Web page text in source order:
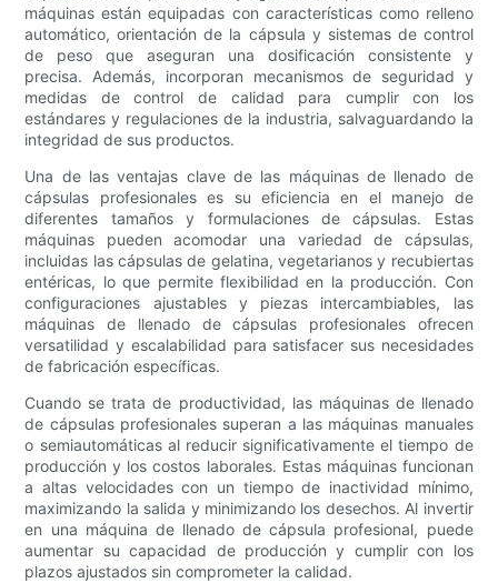
máquinas están equipadas con características como relleno
automático, orientación de la cápsula y sistemas de control
de peso que aseguran una dosificación consistente y
precisa. Además, incorporan mecanismos de seguridad y
medidas de control de calidad para cumplir con los
estándares y regulaciones de la industria, salvaguardando la
integridad de sus productos.
Una de las ventajas clave de las máquinas de llenado de
cápsulas profesionales es su eficiencia en el manejo de
diferentes tamaños y formulaciones de cápsulas. Estas
máquinas pueden acomodar una variedad de cápsulas,
incluidas las cápsulas de gelatina, vegetarianos y recubiertas
entéricas, lo que permite flexibilidad en la producción. Con
configuraciones ajustables y piezas intercambiables, las
máquinas de llenado de cápsulas profesionales ofrecen
versatilidad y escalabilidad para satisfacer sus necesidades
de fabricación específicas.
Cuando se trata de productividad, las máquinas de llenado
de cápsulas profesionales superan a las máquinas manuales
o semiautomáticas al reducir significativamente el tiempo de
producción y los costos laborales. Estas máquinas funcionan
a altas velocidades con un tiempo de inactividad mínimo,
maximizando la salida y minimizando los desechos. Al invertir
en una máquina de llenado de cápsula profesional, puede
aumentar su capacidad de producción y cumplir con los
plazos ajustados sin comprometer la calidad.